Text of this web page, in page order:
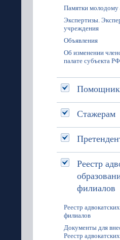
Памятки молодому
Экспертизы.
учреждения
Объявления
Об изменении
палате субъекта РФ
Стажерам
Реестр
филиалов
Реестр
филиалов
Документы для
Реестр